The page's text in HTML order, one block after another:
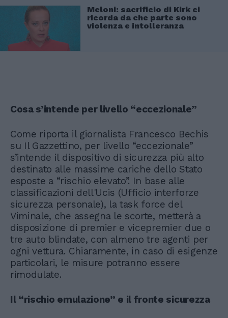
Meloni: sacrificio di Kirk ci
ricorda da che parte sono
violenza e intolleranza
Cosa s’intende per livello “eccezionale”
Come riporta il giornalista Francesco Bechis
su Il Gazzettino, per livello “eccezionale”
s’intende il dispositivo di sicurezza più alto
destinato alle massime cariche dello Stato
esposte a “rischio elevato”. In base alle
classificazioni dell'Ucis (Ufficio interforze
sicurezza personale), la task force del
Viminale, che assegna le scorte, metterà a
disposizione di premier e vicepremier due o
tre auto blindate, con almeno tre agenti per
ogni vettura. Chiaramente, in caso di esigenze
particolari, le misure potranno essere
rimodulate.
Il “rischio emulazione” e il fronte sicurezza